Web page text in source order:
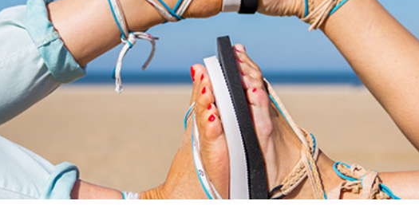
bandensets